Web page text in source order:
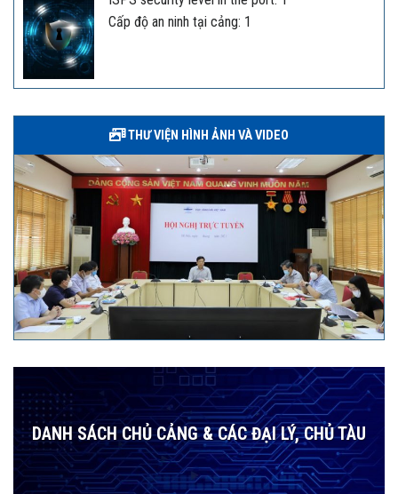
Cấp độ an ninh tại cảng: 1
THƯ VIỆN HÌNH ẢNH VÀ VIDEO
DANH SÁCH CHỦ CẢNG & CÁC ĐẠI LÝ, CHỦ TÀU